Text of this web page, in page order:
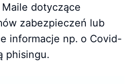
dotyczące
zabezpieczeń lub
informacje np. o Covid-
phisingu.